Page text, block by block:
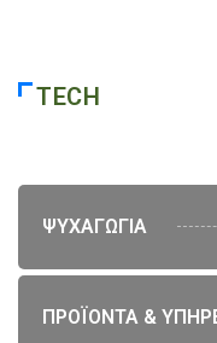
TECH
ΨΥΧΑΓΩΓΙΑ
ΠΡΟΪΟΝΤΑ &